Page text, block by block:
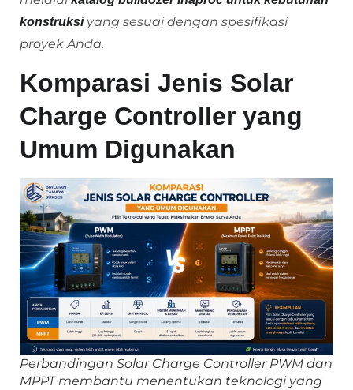
konstruksiyang sesuai dengan spesifikasi
proyek Anda.
Komparasi Jenis Solar
Charge Controller yang
Umum Digunakan
Perbandingan Solar Charge Controller PWM dan
MPPT membantu menentukan teknologi yang